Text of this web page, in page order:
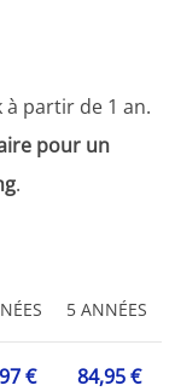
partir de 1 an.
pour un
.
5 ANNÉES
€ 84,95 €